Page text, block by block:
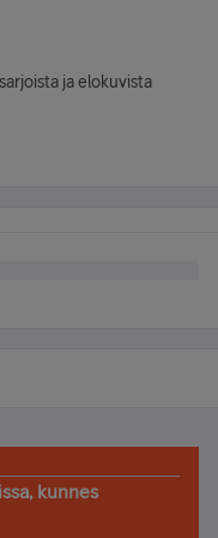
ja elokuvista
kunnes